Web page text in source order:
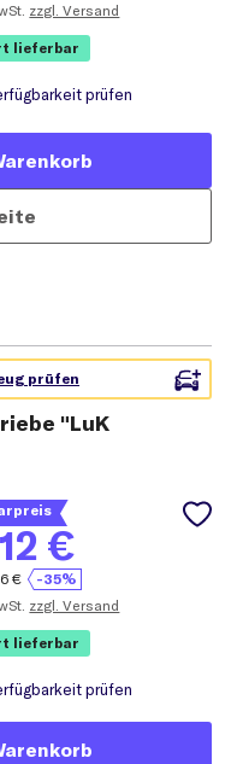
zzgl. Versand
lieferbar
prüfen
"LuK
€
€
-35%
zzgl. Versand
lieferbar
prüfen